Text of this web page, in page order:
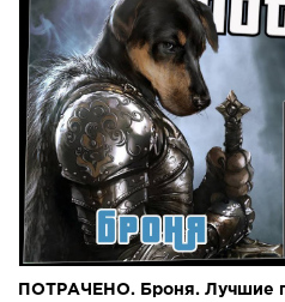
ПОТРАЧЕНО. Броня. Лучшие